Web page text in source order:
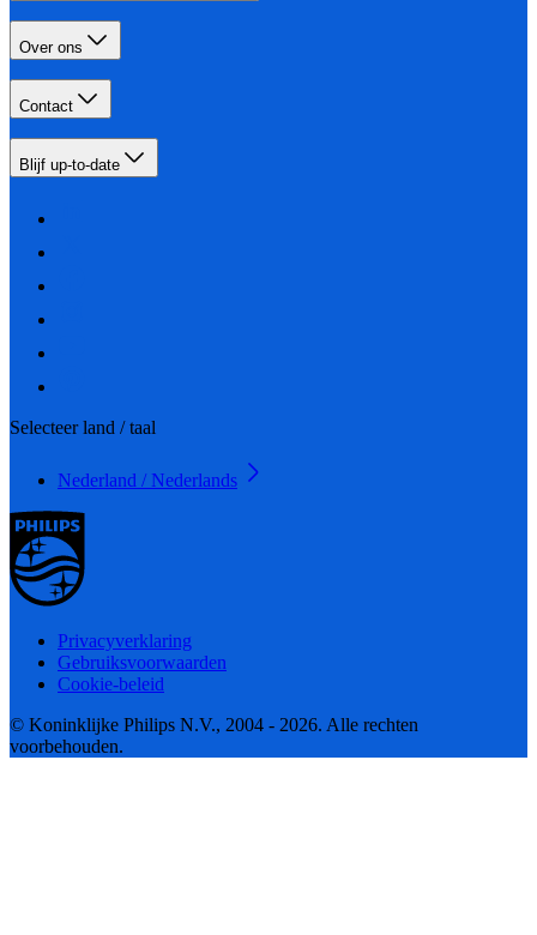
Over ons
Contact
Blijf up-to-date
Selecteer land / taal
Nederland / Nederlands
Privacyverklaring
Gebruiksvoorwaarden
Cookie-beleid
© Koninklijke Philips N.V., 2004 - 2026. Alle rechten
voorbehouden.